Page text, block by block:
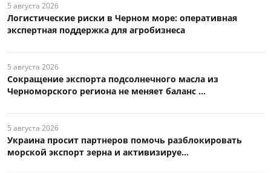
5 августа 2026
Логистические риски в Черном море: оперативная
экспертная поддержка для агробизнеса
5 августа 2026
Сокращение экспорта подсолнечного масла из
Черноморского региона не меняет баланс ...
5 августа 2026
Украина просит партнеров помочь разблокировать
морской экспорт зерна и активизируе...